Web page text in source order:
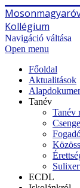
Kollégium
Navigáció váltása
Open menu
Főoldal
Aktualitások
Tanév
Tanév
ECDL